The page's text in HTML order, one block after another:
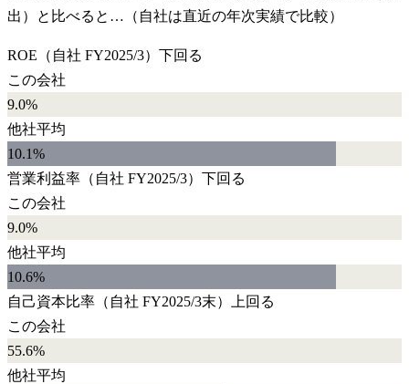
出）と比べると…（自社は直近の年次実績で比較）
ROE （自社 FY2025/3） 下回る
この会社
9.0%
他社平均
10.1%
営業利益率 （自社 FY2025/3） 下回る
この会社
9.0%
他社平均
10.6%
自己資本比率 （自社 FY2025/3末）
上回る
この会社
55.6%
他社平均